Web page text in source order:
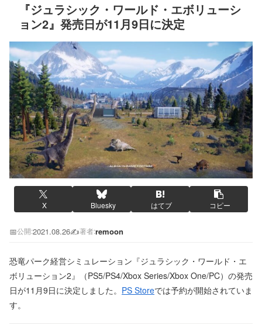
『ジュラシック・ワールド・エボリューシ
ョン2』発売日が11月9日に決定
X Bluesky はてブ コピー
📅公開:2021.08.26✍️著者:remoon
恐竜パーク経営シミュレーション『ジュラシック・ワールド・エ
ボリューション2』（PS5/PS4/Xbox Series/Xbox One/PC）の発売
日が11月9日に決定しました。 PS Storeでは予約が開始されていま
す。